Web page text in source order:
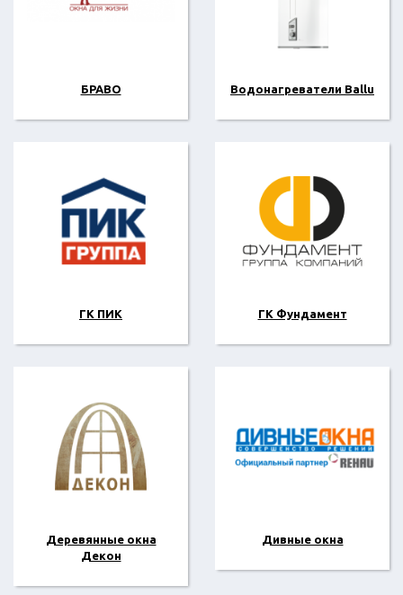
БРАВО Водонагреватели Ballu
ГК ПИК ГК Фундамент
Деревянные окна
Декон
Дивные окна